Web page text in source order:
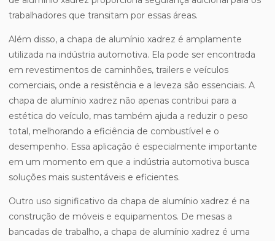
trabalhadores que transitam por essas áreas.
Além disso, a chapa de alumínio xadrez é amplamente
utilizada na indústria automotiva. Ela pode ser encontrada
em revestimentos de caminhões, trailers e veículos
comerciais, onde a resistência e a leveza são essenciais. A
chapa de alumínio xadrez não apenas contribui para a
estética do veículo, mas também ajuda a reduzir o peso
total, melhorando a eficiência de combustível e o
desempenho. Essa aplicação é especialmente importante
em um momento em que a indústria automotiva busca
soluções mais sustentáveis e eficientes.
Outro uso significativo da chapa de alumínio xadrez é na
construção de móveis e equipamentos. De mesas a
bancadas de trabalho, a chapa de alumínio xadrez é uma